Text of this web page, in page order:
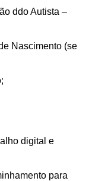
ddo Autista –
Nascimento (se
digital e
para